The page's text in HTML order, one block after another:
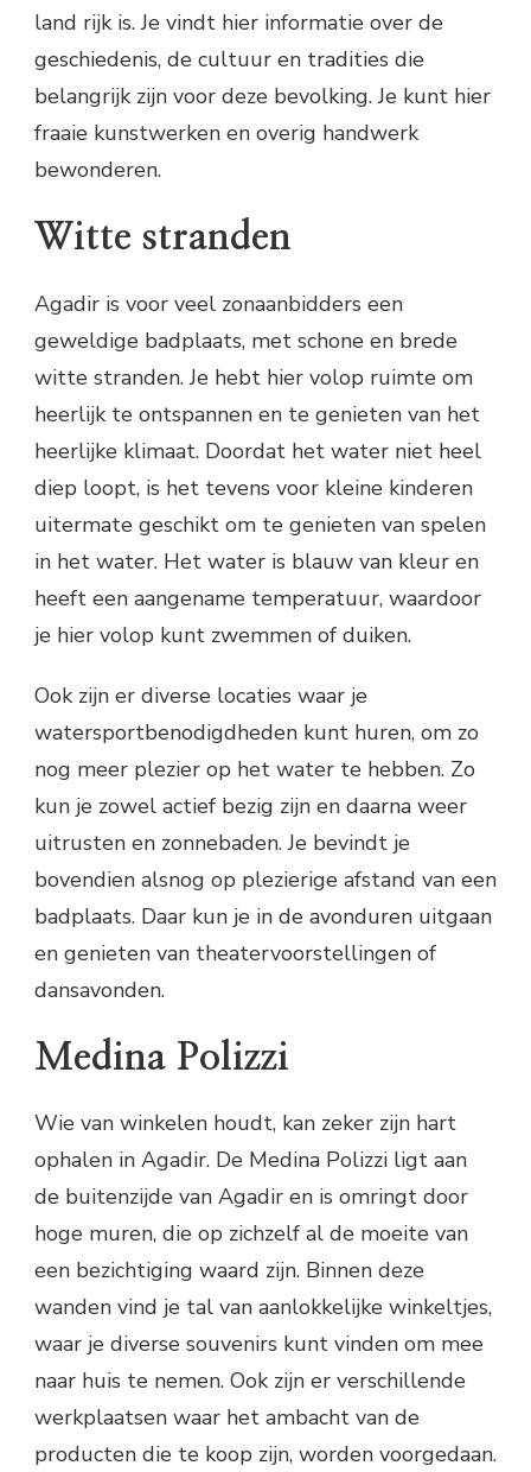
land rijk is. Je vindt hier informatie over de
geschiedenis, de cultuur en tradities die
belangrijk zijn voor deze bevolking. Je kunt hier
fraaie kunstwerken en overig handwerk
bewonderen.
Witte stranden
Agadir is voor veel zonaanbidders een
geweldige badplaats, met schone en brede
witte stranden. Je hebt hier volop ruimte om
heerlijk te ontspannen en te genieten van het
heerlijke klimaat. Doordat het water niet heel
diep loopt, is het tevens voor kleine kinderen
uitermate geschikt om te genieten van spelen
in het water. Het water is blauw van kleur en
heeft een aangename temperatuur, waardoor
je hier volop kunt zwemmen of duiken.
Ook zijn er diverse locaties waar je
watersportbenodigdheden kunt huren, om zo
nog meer plezier op het water te hebben. Zo
kun je zowel actief bezig zijn en daarna weer
uitrusten en zonnebaden. Je bevindt je
bovendien alsnog op plezierige afstand van een
badplaats. Daar kun je in de avonduren uitgaan
en genieten van theatervoorstellingen of
dansavonden.
Medina Polizzi
Wie van winkelen houdt, kan zeker zijn hart
ophalen in Agadir. De Medina Polizzi ligt aan
de buitenzijde van Agadir en is omringt door
hoge muren, die op zichzelf al de moeite van
een bezichtiging waard zijn. Binnen deze
wanden vind je tal van aanlokkelijke winkeltjes,
waar je diverse souvenirs kunt vinden om mee
naar huis te nemen. Ook zijn er verschillende
werkplaatsen waar het ambacht van de
producten die te koop zijn, worden voorgedaan.